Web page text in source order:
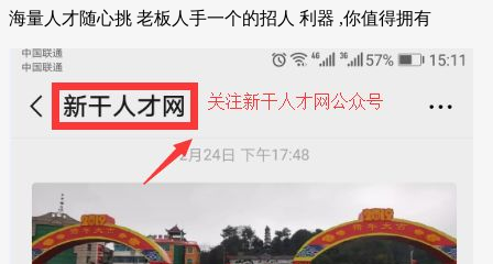
海量人才随心挑 老板人手一个的招人 利器 ,你值得拥有